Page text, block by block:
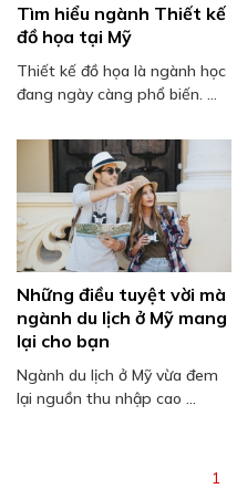
Tìm hiểu ngành Thiết kế
đồ họa tại Mỹ
Thiết kế đồ họa là ngành học
đang ngày càng phổ biến. ...
Những điều tuyệt vời mà
ngành du lịch ở Mỹ mang
lại cho bạn
Ngành du lịch ở Mỹ vừa đem
lại nguồn thu nhập cao ...
1